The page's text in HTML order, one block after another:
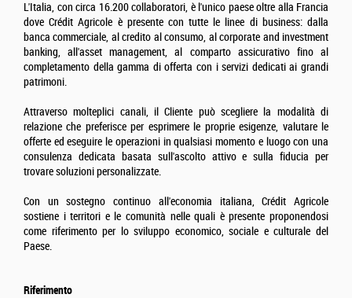
L'Italia, con circa 16.200 collaboratori, è l'unico paese oltre alla Francia
dove Crédit Agricole è presente con tutte le linee di business: dalla
banca commerciale, al credito al consumo, al corporate and investment
banking, all'asset management, al comparto assicurativo fino al
completamento della gamma di offerta con i servizi dedicati ai grandi
patrimoni.
Attraverso molteplici canali, il Cliente può scegliere la modalità di
relazione che preferisce per esprimere le proprie esigenze, valutare le
offerte ed eseguire le operazioni in qualsiasi momento e luogo con una
consulenza dedicata basata sull'ascolto attivo e sulla fiducia per
trovare soluzioni personalizzate.
Con un sostegno continuo all'economia italiana, Crédit Agricole
sostiene i territori e le comunità nelle quali è presente proponendosi
come riferimento per lo sviluppo economico, sociale e culturale del
Paese.
Riferimento